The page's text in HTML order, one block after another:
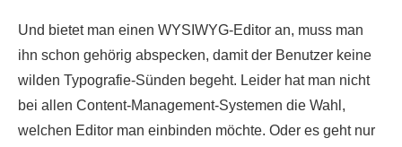
Und bietet man einen WYSIWYG-Editor an, muss man
ihn schon gehörig abspecken, damit der Benutzer keine
wilden Typografie-Sünden begeht. Leider hat man nicht
bei allen Content-Management-Systemen die Wahl,
welchen Editor man einbinden möchte. Oder es geht nur